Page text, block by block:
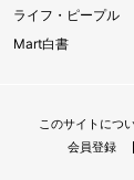
ライフ・ピープル
Mart白書
このサイトにつ
会員登録